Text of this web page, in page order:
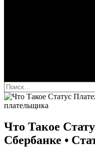
Найти:
Что Такое
Сбербанке •